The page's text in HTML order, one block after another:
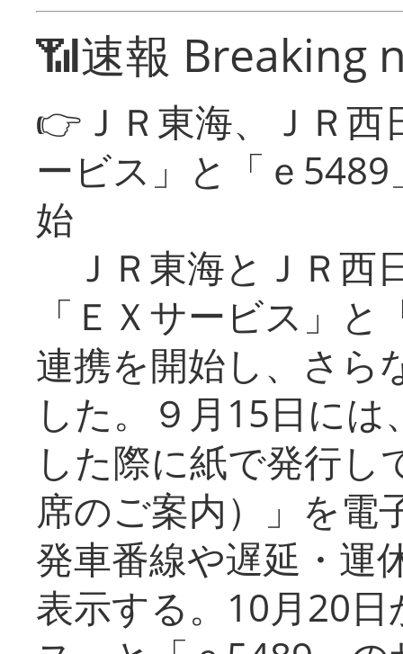
📶速報 Breaking
👉ＪＲ東海、ＪＲ
ービス」と「ｅ
始
ＪＲ東海とＪＲ西
「ＥＸサービス」
連携を開始し、さら
した。９月15日に
した際に紙で発行し
席のご案内）」を電
発車番線や遅延・運
表示する。10月20